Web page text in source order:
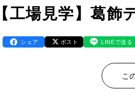
【工場見学】葛飾
シェア ポスト LINEで送る
こ